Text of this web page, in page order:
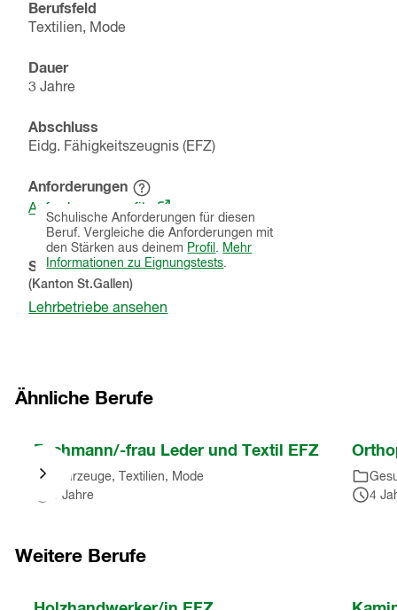
Berufsfeld
Textilien, Mode
Dauer
3 Jahre
Abschluss
Eidg. Fähigkeitszeugnis (EFZ)
Anforderungen
Hinweistext
einblenden
Schulische Anforderungen für diesen
Beruf. Vergleiche die Anforderungen mit
den Stärken aus deinem Profil . Mehr
Informationen zu Eignungstests.
Anforderungsprofile
(öffnet
in
einem
neuen
Schnupperlehren
(KantonSt.Gallen)
Lehrbetriebe ansehen
Ähnliche Berufe
Karussell
springen
Fachmann/-frau Leder und Textil EFZ
Fahrzeuge, Textilien, Mode
3 Jahre
4
Karussell
Weitere Berufe